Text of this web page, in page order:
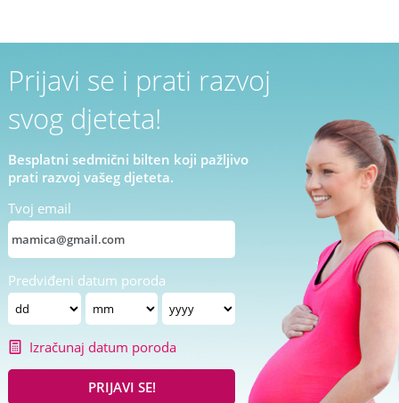
Prijavi se i prati razvoj
svog djeteta!
Besplatni sedmični bilten koji pažljivo
prati razvoj vašeg djeteta.
Tvoj email
Predviđeni datum poroda
Izračunaj datum poroda
PRIJAVI SE!